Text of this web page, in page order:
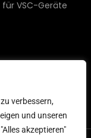
verbessern,
und unseren
akzeptieren"
VSC-Geräte